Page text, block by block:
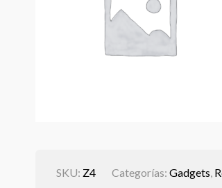
SKU: Z4 Categorías: Gadgets